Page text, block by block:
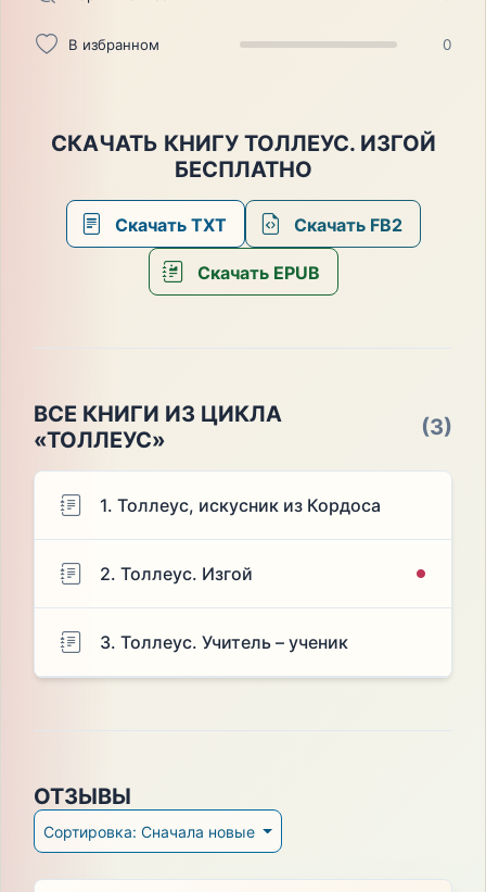
В избранном 0
СКАЧАТЬ КНИГУ ТОЛЛЕУС. ИЗГОЙ
БЕСПЛАТНО
Скачать TXT Скачать FB2
Скачать EPUB
ВСЕ КНИГИ ИЗ ЦИКЛА
«ТОЛЛЕУС»
(3)
1. Толлеус, искусник из Кордоса
2. Толлеус. Изгой
3. Толлеус. Учитель – ученик
ОТЗЫВЫ
Сортировка: Сначала новые